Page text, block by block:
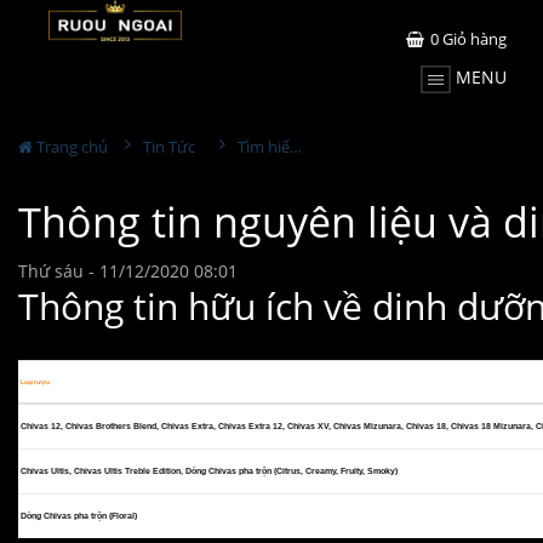
0Giỏ hàng
MENU
Trang chủ Tin Tức Tìm hiểu về rượu
Thông tin nguyên liệu và
Thứ sáu - 11/12/2020 08:01
Thông tin hữu ích về dinh
Loại rượu
Chivas 12, Chivas Brothers Blend, Chivas Extra, Chivas Extra 12, Chivas XV, Chivas Mizunara, Chivas 18, Chivas 18 Mizunara,
Chivas Ultis, Chivas Ultis Treble Edition, Dòng Chivas pha trộn (Citrus, Creamy, Fruity, Smoky)
Dòng Chivas pha trộn (Floral)